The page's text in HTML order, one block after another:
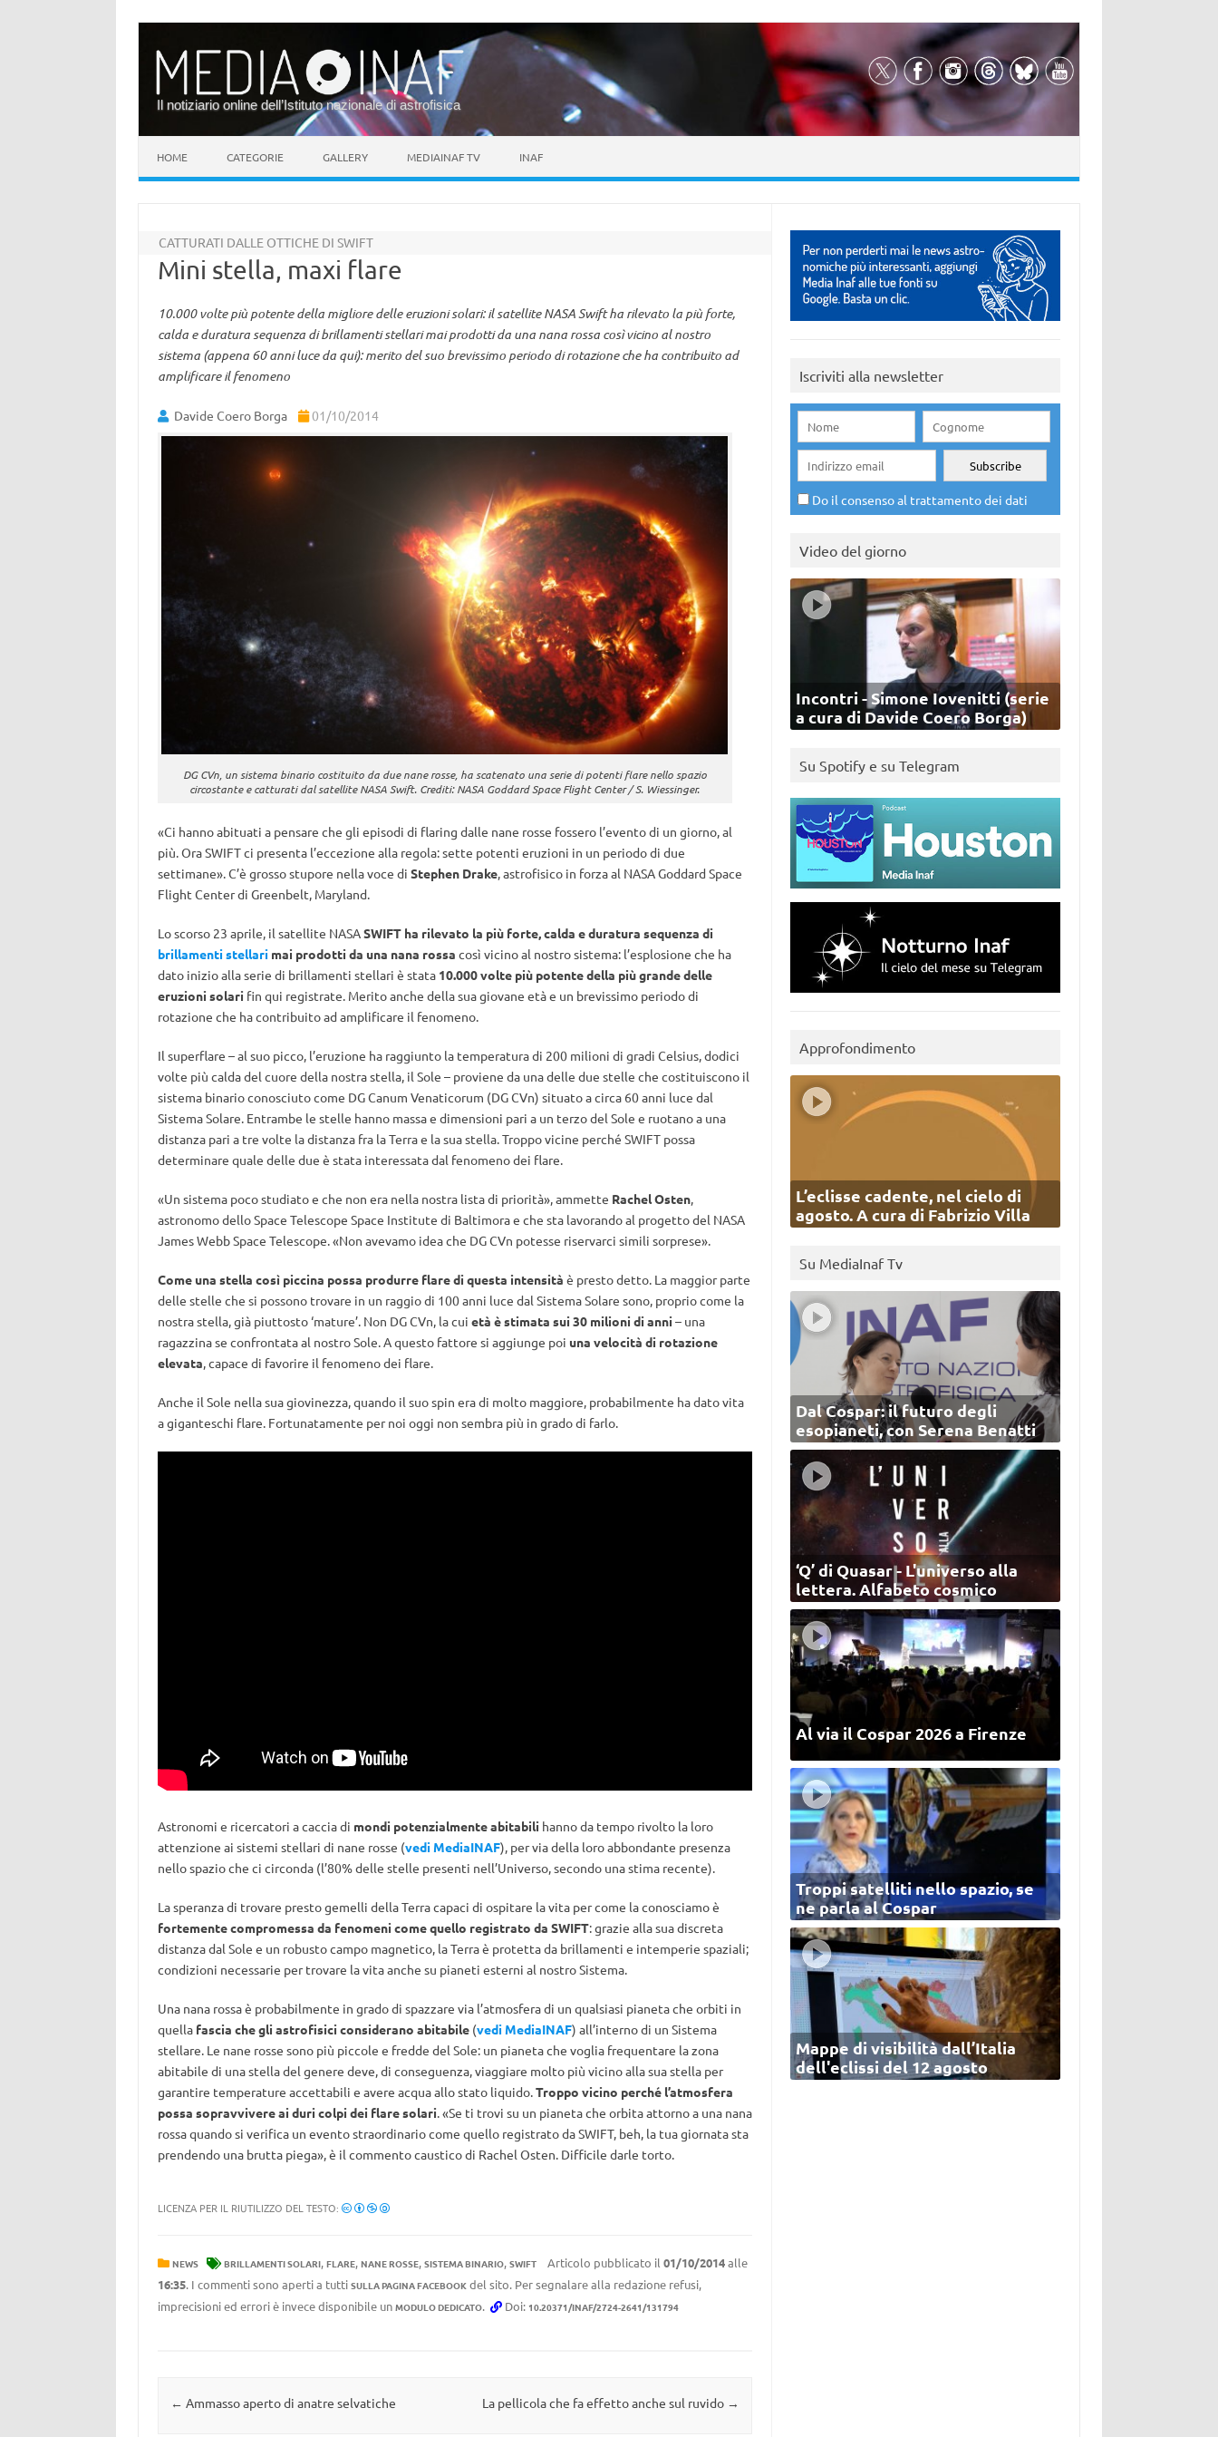
Il notiziario online dell’Istituto nazionale di astrofisica
HOME CATEGORIE GALLERY MEDIAINAF TV INAF
CATTURATI DALLE OTTICHE DI SWIFT
Mini stella, maxi flare
10.000 volte più potente della migliore delle eruzioni solari: il satellite NASA Swift ha rilevato la più forte,
calda e duratura sequenza di brillamenti stellari mai prodotti da una nana rossa così vicino al nostro
sistema (appena 60 anni luce da qui): merito del suo brevissimo periodo di rotazione che ha contribuito ad
amplificare il fenomeno
Davide Coero Borga 01/10/2014
DG CVn, un sistema binario costituito da due nane rosse, ha scatenato una serie di potenti flare nello spazio
circostante e catturati dal satellite NASA Swift. Crediti: NASA Goddard Space Flight Center / S. Wiessinger.
«Ci hanno abituati a pensare che gli episodi di flaring dalle nane rosse fossero l’evento di un giorno, al
più. Ora SWIFT ci presenta l’eccezione alla regola: sette potenti eruzioni in un periodo di due
settimane». C’è grosso stupore nella voce di Stephen Drake, astrofisico in forza al NASA Goddard Space
Flight Center di Greenbelt, Maryland.
Lo scorso 23 aprile, il satellite NASASWIFT ha rilevato la più forte, calda e duratura sequenza di
brillamenti stellarimai prodotti da una nana rossa così vicino al nostro sistema: l’esplosione che ha
dato inizio alla serie di brillamenti stellari è stata 10.000 volte più potente della più grande delle
eruzioni solari fin qui registrate. Merito anche della sua giovane età e un brevissimo periodo di
rotazione che ha contribuito ad amplificare il fenomeno.
Il superflare – al suo picco, l’eruzione ha raggiunto la temperatura di 200 milioni di gradi Celsius, dodici
volte più calda del cuore della nostra stella, il Sole – proviene da una delle due stelle che costituiscono il
sistema binario conosciuto come DG Canum Venaticorum (DG CVn) situato a circa 60 anni luce dal
Sistema Solare. Entrambe le stelle hanno massa e dimensioni pari a un terzo del Sole e ruotano a una
distanza pari a tre volte la distanza fra la Terra e la sua stella. Troppo vicine perché SWIFT possa
determinare quale delle due è stata interessata dal fenomeno dei flare.
«Un sistema poco studiato e che non era nella nostra lista di priorità», ammette Rachel Osten,
astronomo dello Space Telescope Space Institute di Baltimora e che sta lavorando al progetto del NASA
James Webb Space Telescope. «Non avevamo idea che DG CVn potesse riservarci simili sorprese».
Come una stella così piccina possa produrre flare di questa intensità è presto detto. La maggior parte
delle stelle che si possono trovare in un raggio di 100 anni luce dal Sistema Solare sono, proprio come la
nostra stella, già piuttosto ‘mature’. Non DG CVn, la cui età è stimata sui 30 milioni di anni – una
ragazzina se confrontata al nostro Sole. A questo fattore si aggiunge poi una velocità di rotazione
elevata, capace di favorire il fenomeno dei flare.
Anche il Sole nella sua giovinezza, quando il suo spin era di molto maggiore, probabilmente ha dato vita
a giganteschi flare. Fortunatamente per noi oggi non sembra più in grado di farlo.
Astronomi e ricercatori a caccia di mondi potenzialmente abitabili hanno da tempo rivolto la loro
attenzione ai sistemi stellari di nane rosse (vedi MediaINAF), per via della loro abbondante presenza
nello spazio che ci circonda (l’80% delle stelle presenti nell’Universo, secondo una stima recente).
La speranza di trovare presto gemelli della Terra capaci di ospitare la vita per come la conosciamo è
fortemente compromessa da fenomeni come quello registrato da SWIFT: grazie alla sua discreta
distanza dal Sole e un robusto campo magnetico, la Terra è protetta da brillamenti e intemperie spaziali;
condizioni necessarie per trovare la vita anche su pianeti esterni al nostro Sistema.
Una nana rossa è probabilmente in grado di spazzare via l’atmosfera di un qualsiasi pianeta che orbiti in
quella fascia che gli astrofisici considerano abitabile(vedi MediaINAF) all’interno di un Sistema
stellare. Le nane rosse sono più piccole e fredde del Sole: un pianeta che voglia frequentare la zona
abitabile di una stella del genere deve, di conseguenza, viaggiare molto più vicino alla sua stella per
garantire temperature accettabili e avere acqua allo stato liquido.Troppo vicino perché l’atmosfera
possa sopravvivere ai duri colpi dei flare solari. «Se ti trovi su un pianeta che orbita attorno a una nana
rossa quando si verifica un evento straordinario come quello registrato da SWIFT, beh, la tua giornata sta
prendendo una brutta piega», è il commento caustico di Rachel Osten. Difficile darle torto.
LICENZA PER IL RIUTILIZZO DEL TESTO:
NEWS BRILLAMENTI SOLARI, FLARE, NANE ROSSE, SISTEMA BINARIO, SWIFT Articolo pubblicato il 01/10/2014alle
16:35. I commenti sono aperti a tutti SULLA PAGINA FACEBOOKdel sito. Per segnalare alla redazione refusi,
imprecisioni ed errori è invece disponibile un MODULO DEDICATO. Doi: 10.20371/INAF/2724-2641/131794
Navigazione articolo
← Ammasso aperto di anatre selvatiche La pellicola che fa effetto anche sul ruvido →
Iscriviti alla newsletter
Do il consenso al trattamento dei dati
Video del giorno
Incontri - Simone Iovenitti (serie
a cura di Davide Coero Borga)
Su Spotify e su Telegram
Approfondimento
L’eclisse cadente, nel cielo di
agosto. A cura di Fabrizio Villa
Su MediaInaf Tv
Dal Cospar: il futuro degli
esopianeti, con Serena Benatti
‘Q’ di Quasar - L'universo alla
lettera. Alfabeto cosmico
Al via il Cospar 2026 a Firenze
Troppi satelliti nello spazio, se
ne parla al Cospar
Mappe di visibilità dall’Italia
dell'eclissi del 12 agosto